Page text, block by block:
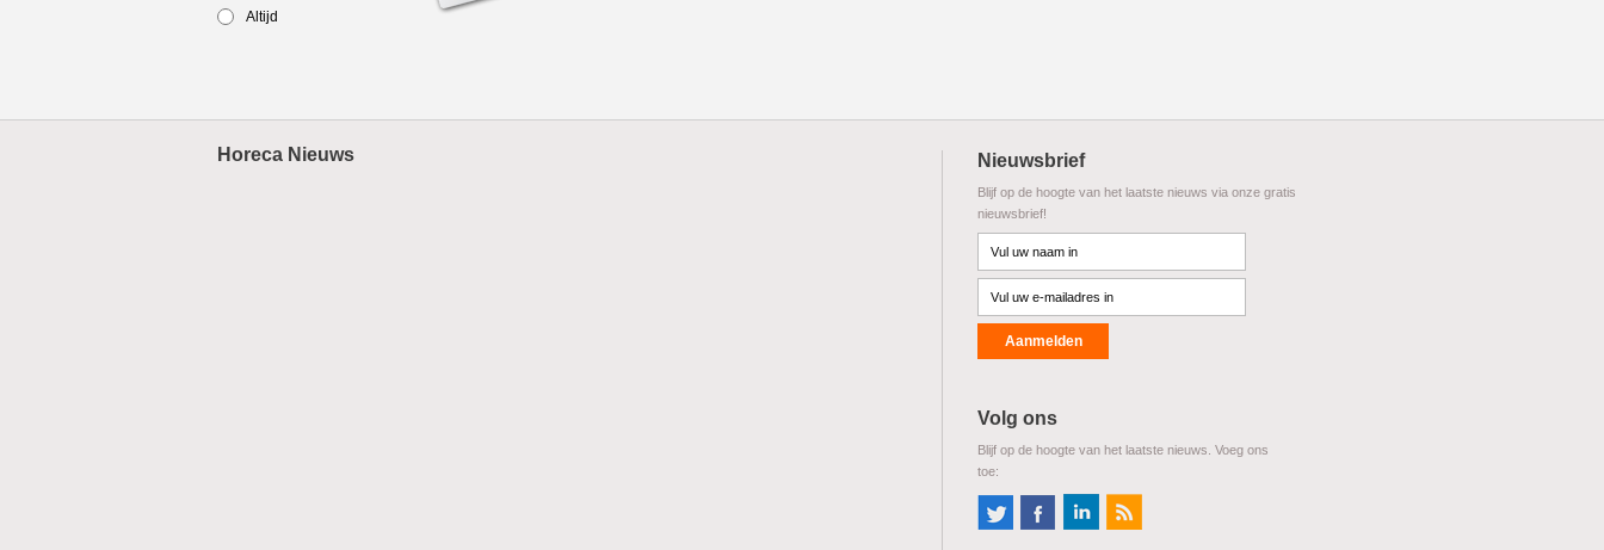
Altijd
Horeca Nieuws Nieuwsbrief
Blijf op de hoogte van het laatste nieuws via onze gratis
nieuwsbrief!
Volg ons
Blijf op de hoogte van het laatste nieuws. Voeg ons
toe: